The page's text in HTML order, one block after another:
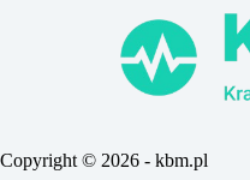
Copyright © 2026 - kbm.pl